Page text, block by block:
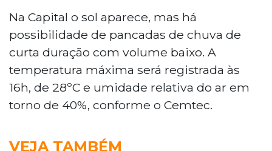
Na Capital o sol aparece, mas há
possibilidade de pancadas de chuva de
curta duração com volume baixo. A
temperatura máxima será registrada às
16h, de 28ºC e umidade relativa do ar em
torno de 40%, conforme o Cemtec.
VEJA TAMBÉM